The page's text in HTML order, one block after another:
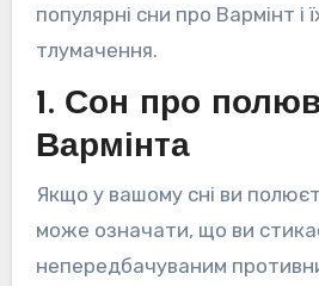
популярні сни про Вармінт і
тлумачення.
1. Сон про
Вармінта
Якщо у вашому сні ви
може означати, що ви
непередбачуваним